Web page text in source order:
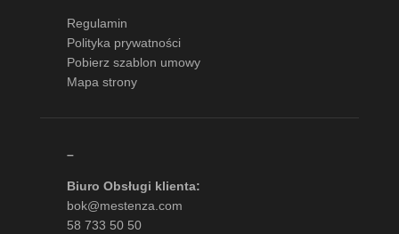
Regulamin
Polityka prywatności
Pobierz szablon umowy
Mapa strony
–
Biuro Obsługi klienta:
bok@mestenza.com
58 733 50 50